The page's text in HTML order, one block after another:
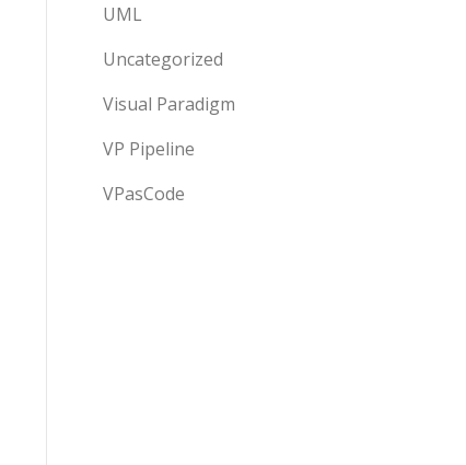
UML
Uncategorized
Visual Paradigm
VP Pipeline
VPasCode